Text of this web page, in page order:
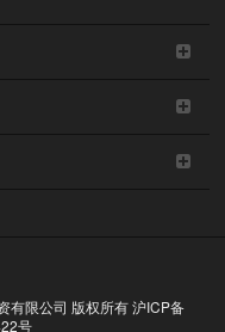
有限公司 版权所有沪ICP备
号